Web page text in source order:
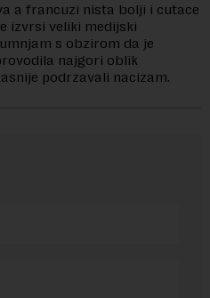
a francuzi nista bolji i cutace
izvrsi veliki medijski
s obzirom da je
najgori oblik
podrzavali nacizam.